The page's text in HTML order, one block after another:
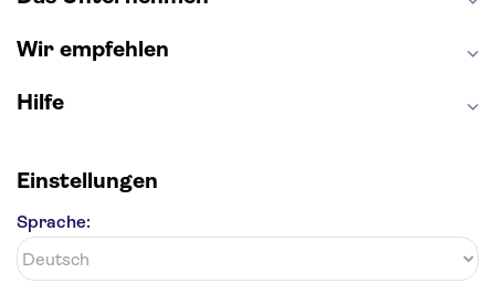
Wir empfehlen
Hilfe
Einstellungen
Sprache: